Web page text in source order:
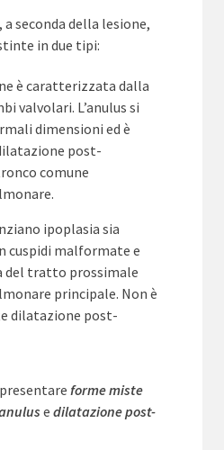
seconda della lesione,
in due tipi:
è caratterizzata dalla
valvolari. L’anulus si
dimensioni ed è
post-
comune
ipoplasia sia
cuspidi malformate e
del tratto prossimale
principale. Non è
dilatazione post-
forme miste
e dilatazione post-